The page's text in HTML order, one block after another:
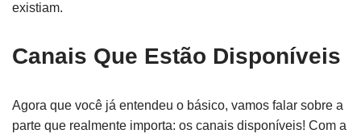
existiam.
Canais Que Estão Disponíveis
Agora que você já entendeu o básico, vamos falar sobre a
parte que realmente importa: os canais disponíveis! Com a